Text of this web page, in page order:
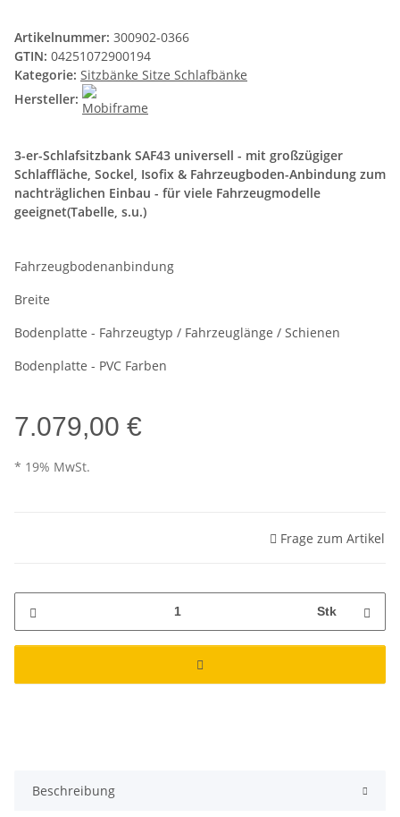
Artikelnummer: 300902-0366
GTIN: 04251072900194
Kategorie: Sitzbänke Sitze Schlafbänke
Hersteller:
3-er-Schlafsitzbank SAF43 universell - mit großzügiger
Schlaffläche, Sockel, Isofix & Fahrzeugboden-Anbindung zum
nachträglichen Einbau - für viele Fahrzeugmodelle
geeignet(Tabelle, s.u.)
Fahrzeugbodenanbindung
Breite
Bodenplatte - Fahrzeugtyp / Fahrzeuglänge / Schienen
Bodenplatte - PVC Farben
7.079,00 €
* 19% MwSt.
Frage zum Artikel
Stk
Beschreibung